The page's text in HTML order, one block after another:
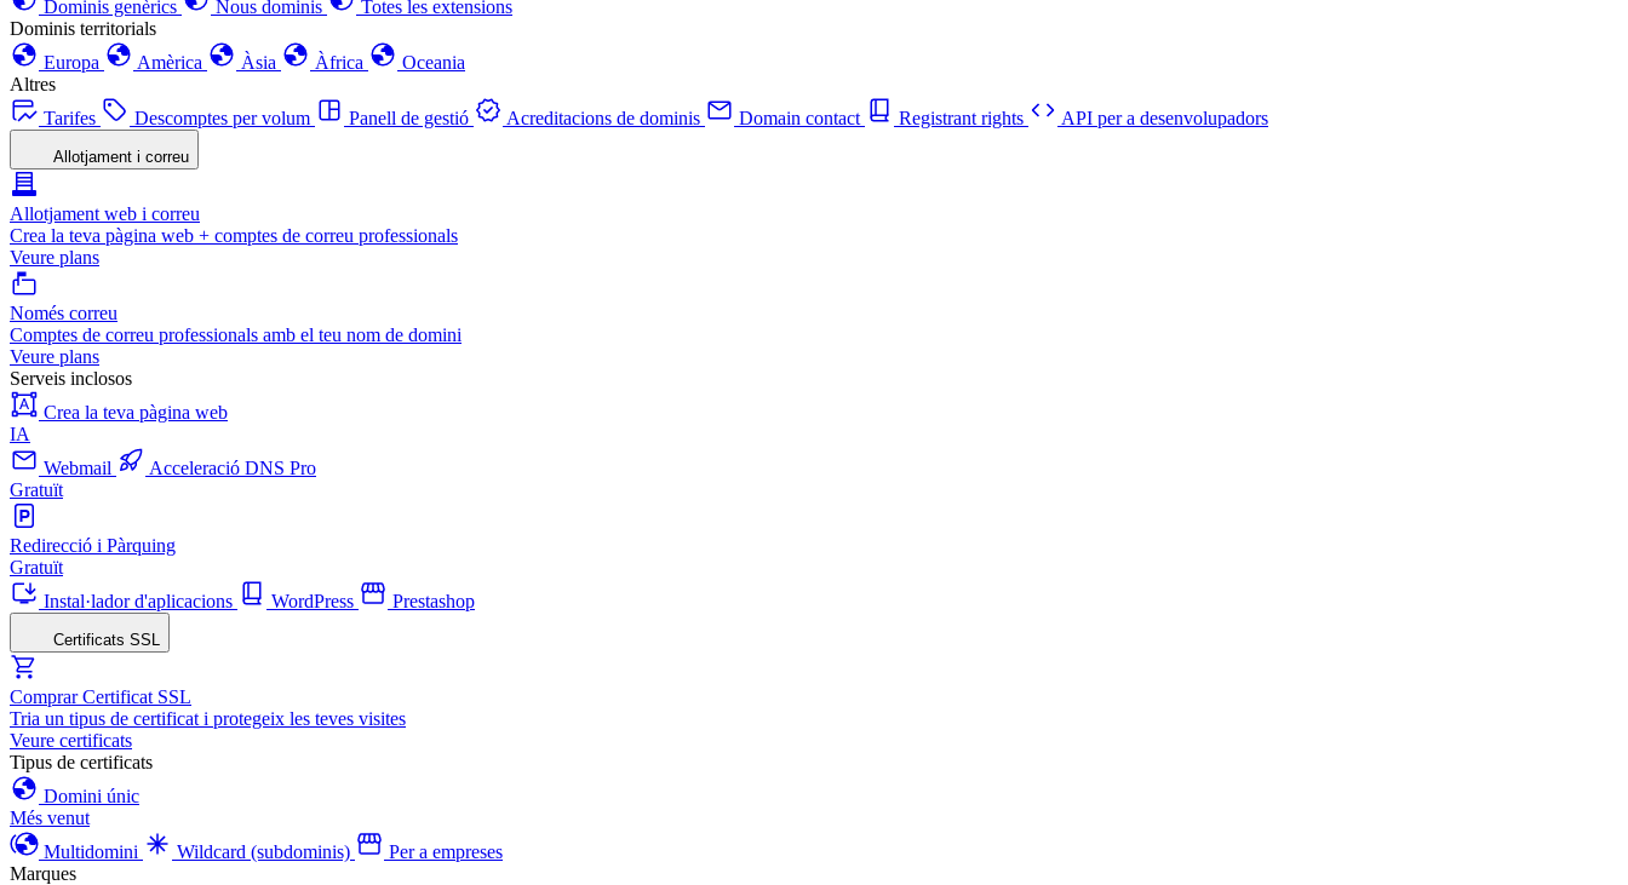
Dominis genèrics Nous dominis
Totes les extensions
Dominis territorials
Europa
Amèrica Àsia Àfrica
Oceania
Altres
Tarifes
Descomptes per volum Panell de gestió Acreditacions de dominis Domain contact Registrant rights API per a desenvolupadors
Allotjament i correu
Allotjament web i correu
Crea la teva pàgina web + comptes de correu professionals
Veure plans
Només correu
Comptes de correu professionals amb el teu nom de domini
Veure plans
Serveis inclosos
Crea la teva pàgina web
IA
Webmail
Acceleració DNS Pro
Gratuït
Redirecció i Pàrquing
Gratuït
Instal·lador d'aplicacions
WordPress Prestashop
Certificats SSL
Comprar Certificat SSL
Tria un tipus de certificat i protegeix les teves visites
Veure certificats
Tipus de certificats
Domini únic
Més venut
Multidomini
Wildcard (subdominis)
Per a empreses
Marques